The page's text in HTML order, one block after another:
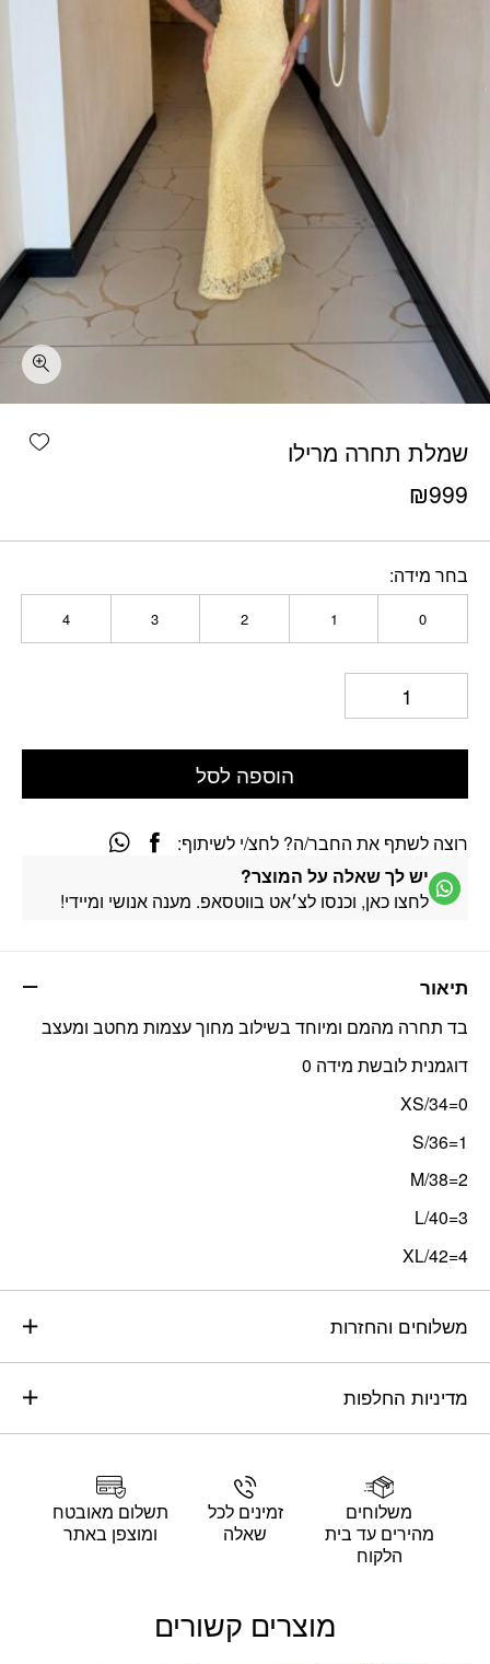
שמלת תחרה מרילו
₪999
בחר מידה
0
1
2
3
4
הוספה לסל
רוצה לשתף את החבר/ה? לחצ/י לשיתוף:
יש לך שאלה על המוצר?
לחצו כאן, וכנסו לצ׳אט בווטסאפ. מענה אנושי ומיידי!
תיאור
בד תחרה מהמם ומיוחד בשילוב מחוך עצמות מחטב ומעצב
דוגמנית לובשת מידה 0
0=XS/34
1=S/36
2=M/38
3=L/40
4=XL/42
משלוחים והחזרות
מדיניות החלפות
משלוחים
מהירים עד בית
הלקוח
זמינים לכל
שאלה
תשלום מאובטח
ומוצפן באתר
מוצרים קשורים